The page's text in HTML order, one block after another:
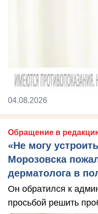
04.08.2026
Обращение в
«Не могу
Морозовска
дерматолога в
Он обратился к
просьбой решить